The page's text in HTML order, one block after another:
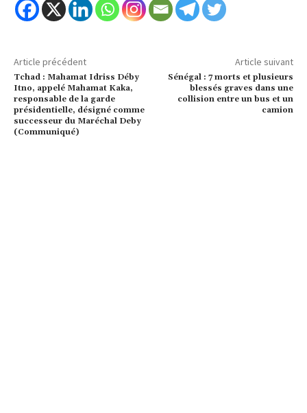
Article précédent
Tchad : Mahamat Idriss Déby
Itno, appelé Mahamat Kaka,
responsable de la garde
présidentielle, désigné comme
successeur du Maréchal Deby
(Communiqué)
Article suivant
Sénégal : 7 morts et plusieurs
blessés graves dans une
collision entre un bus et un
camion